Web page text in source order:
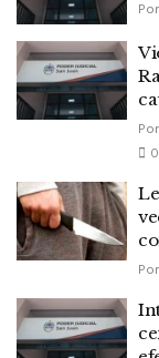
Por
Por
0
Por